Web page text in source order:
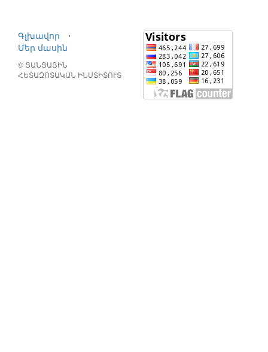
Գլխավոր
⋅
Մեր մասին
© ՑԱՆՑԱՅԻՆ
ՀԵՏԱԶՈՏԱԿԱՆ ԻՆՍՏԻՏՈՒՏ